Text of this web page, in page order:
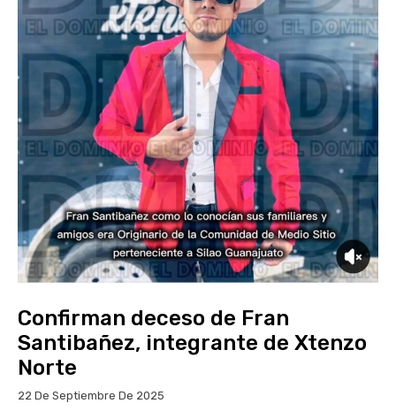
Confirman deceso de Fran
Santibañez, integrante de Xtenzo
Norte
22 De Septiembre De 2025